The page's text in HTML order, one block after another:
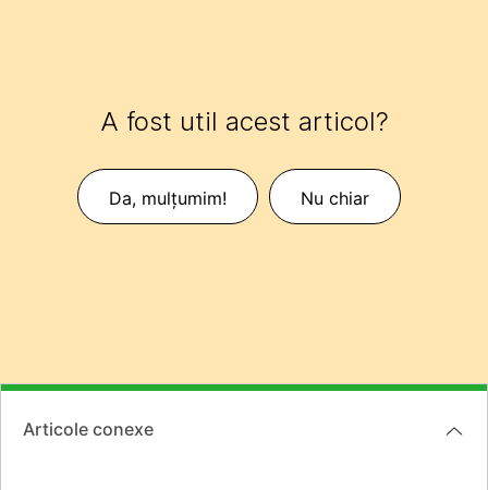
A fost util acest articol?
Da, mulțumim! Nu chiar
Articole conexe